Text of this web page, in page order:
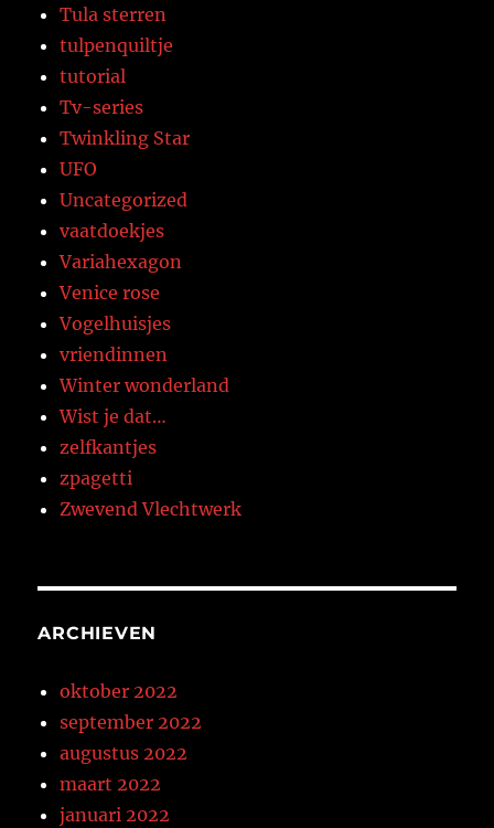
Tula sterren
tulpenquiltje
tutorial
Tv-series
Twinkling Star
UFO
Uncategorized
vaatdoekjes
Variahexagon
Venice rose
Vogelhuisjes
vriendinnen
Winter wonderland
Wist je dat…
zelfkantjes
zpagetti
Zwevend Vlechtwerk
ARCHIEVEN
oktober 2022
september 2022
augustus 2022
maart 2022
januari 2022